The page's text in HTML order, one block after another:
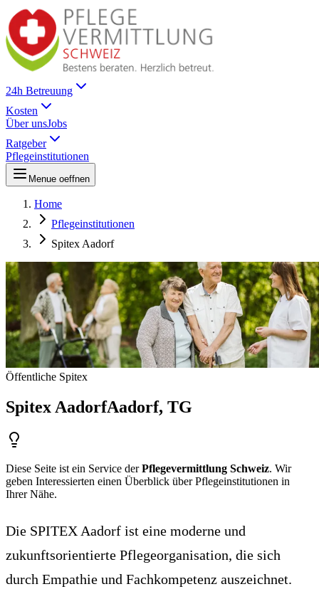
24h Betreuung
Kosten
Über unsJobs
Ratgeber
Pflegeinstitutionen
Menue oeffnen
Home
Pflegeinstitutionen
Spitex Aadorf
Öffentliche Spitex
Spitex AadorfAadorf, TG
Diese Seite ist ein Service derPflegevermittlung Schweiz. Wir
geben Interessierten einen Überblick über Pflegeinstitutionen in
Ihrer Nähe.
Die SPITEX Aadorf ist eine moderne und
zukunftsorientierte Pflegeorganisation, die sich
durch Empathie und Fachkompetenz auszeichnet.